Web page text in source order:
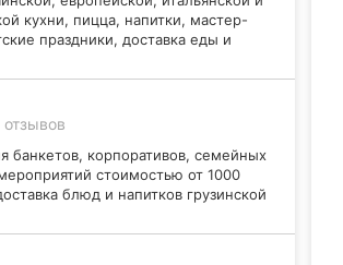
кухни, пицца, напитки, мастер-
праздники, доставка еды и
отзывов
банкетов, корпоративов, семейных
стоимостью от 1000
блюд и напитков грузинской